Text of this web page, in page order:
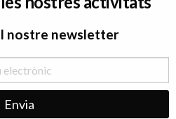
nostre newsletter